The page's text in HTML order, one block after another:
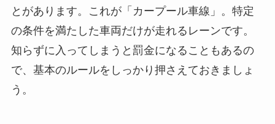
とがあります。これが「カープール車線」。特定
の条件を満たした車両だけが走れるレーンです。
知らずに入ってしまうと罰金になることもあるの
で、基本のルールをしっかり押さえておきましょ
う。